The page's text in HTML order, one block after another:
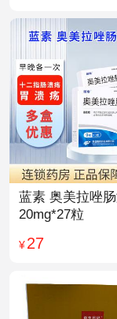
蓝素 奥美拉唑
20mg*27粒
¥27